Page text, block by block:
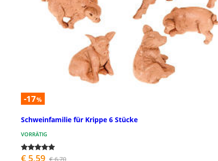
-17%
Schweinfamilie für Krippe 6 Stücke
VORRÄTIG
€ 5,59 € 6,70